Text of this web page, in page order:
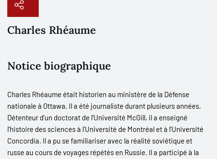
Charles Rhéaume
Notice biographique
Charles Rhéaume était historien au ministère de la Défense
nationale à Ottawa. Il a été journaliste durant plusieurs années.
Détenteur d’un doctorat de l’Université McGill, il a enseigné
l’histoire des sciences à l’Université de Montréal et à l’Université
Concordia. Il a pu se familiariser avec la réalité soviétique et
russe au cours de voyages répétés en Russie. Il a participé à la